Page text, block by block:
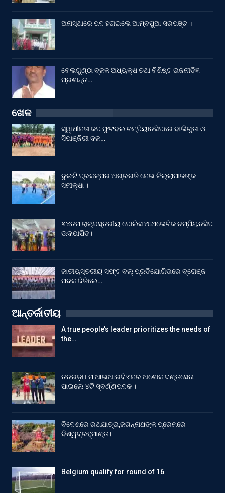
ଅନାସ୍ଥାରେ ପଦ ହରାଇଲେ ଆମ୍ବପୁଆ ସରପଞ୍ଚ ।
ବେଲଗୁଣ୍ଠା ବ୍ଳକ ଅଧ୍ୟକ୍ଷ ତଥା ବିଶିଷ୍ଟ ରାଜନୀତିଜ୍ଞ
ପ୍ରଶାନ୍ତ…
ଖେଳ
ସ୍ୱାଧୀନତା କପ ଫୁଟବଲ ଚମ୍ପିୟାନସିପରେ ବାଲିଗୁଡା ଓ
ସିପାଞ୍ଜିରୀ ଦଳ…
ଦୁଇଟି ପ୍ରକଳ୍ପର ଅଗ୍ରଗତି ନେଇ ଜିଲ୍ଲାପାଳଙ୍କ
ସମୀକ୍ଷା ।
୭୪ତମ ରାଜ୍ଯସ୍ତରୀୟ ପୋଲିସ ଆଥଲେଟିକ ଚମ୍ପିୟନସିପ
ଉଦଯାପିତ।
ଜାତୀୟସ୍ତରୀୟ ସଫ୍ଟ ବଲ୍ ପ୍ରତିଯୋଗିତାରେ ବ୍ରୋଞ୍ଜ
ପଦକ ଜିତିଲେ…
ଆନ୍ତର୍ଜାତୀୟ
A true people’s leader prioritizes the needs of
the…
ତନରଡ଼ା ୮ମ ଆଇଆରବିଏନର ଅଶୋକ ଦଣ୍ଡସେନା
ପାଇଲେ ୪ଟି ସ୍ବର୍ଣ୍ଣପଦକ ।
ବିଦେଶରେ ରଥଯାତ୍ରା,ଜଗନ୍ନାଥଙ୍କ ପ୍ରେମରେ
ବିଶ୍ୱବ୍ରହ୍ମାଣ୍ଡ।
Belgium qualify for round of 16